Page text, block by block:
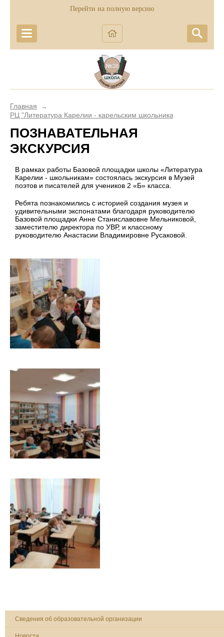
Перейти на полную версию
Главная →
РЦ "Литература Карелии - карельским школьникам"
ПОЗНАВАТЕЛЬНАЯ
ЭКСКУРСИЯ
В рамках работы Базовой площадки школы «Литература
Карелии - школьникам» состоялась экскурсия в Музей
поэтов и писателей для учеников 2 «Б» класса.
Ребята познакомились с историей создания музея и
удивительными экспонатами благодаря руководителю
Базовой площадки Анне Станиславовне Мельниковой,
заместителю директора по УВР, и классному
руководителю Анастасии Владимировне Русаковой.
Сведения об образовательной организации